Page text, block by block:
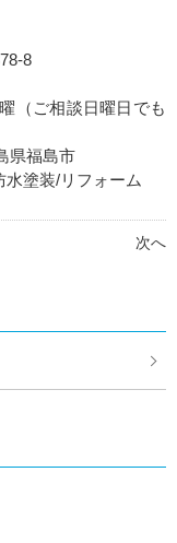
8
（ご相談日曜日でも
県福島市
塗装/リフォーム
次へ